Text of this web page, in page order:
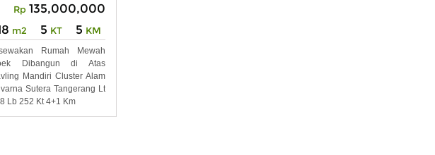
Rp 135,000,000
m2 5 KT 5 KM
Rumah Mewah
Dibangun di Atas
Mandiri Cluster Alam
Sutera Tangerang Lt
Lb 252 Kt 4+1 Km